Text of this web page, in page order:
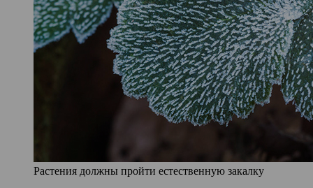
Растения должны пройти естественную закалку